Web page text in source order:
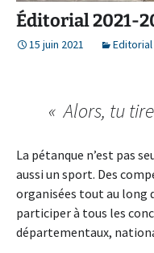
Éditorial 2021-
15 juin 2021 Editorial
« Alors, tu
La pétanque n’est pas
aussi un sport. Des
organisées tout au long
participer à tous les
départementaux,